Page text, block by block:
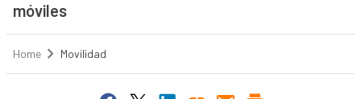
móviles
Home Movilidad